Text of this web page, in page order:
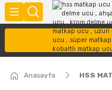
Anasayfa HSS